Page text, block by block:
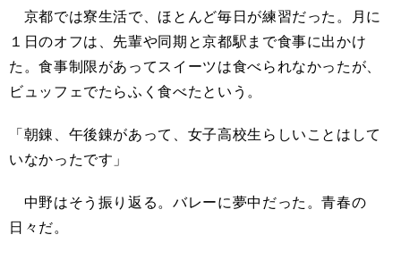
京都では寮生活で、ほとんど毎日が練習だった。月に
１日のオフは、先輩や同期と京都駅まで食事に出かけ
た。食事制限があってスイーツは食べられなかったが、
ビュッフェでたらふく食べたという。
「朝錬、午後錬があって、女子高校生らしいことはして
いなかったです」
中野はそう振り返る。バレーに夢中だった。青春の
日々だ。